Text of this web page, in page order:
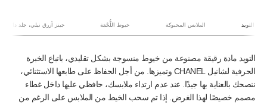
التويد الملابس المحبوكة خيوط اللُّحْمَة جينز أزرق نيلي، جلد
التويد
التويد مادة رقيقة مصنوعة من خيوط منسوجة بشكل تقليدي، باتباع الخبرة
الحرفية لشانيل CHANEL وتميزها. من أجل الحفاظ على طابعها الاستثنائي،
ننصحك بالعناية بها جيدًا. عند عدم ارتداء ملابسك، حافظي عليها داخل غطاء
مصمم خصيصًا لهذا الغرض. إذا تم سحب الخيط من الملابس على الرغم من